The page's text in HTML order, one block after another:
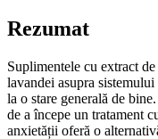
Rezumat
Suplimentele cu extract
lavandei asupra
la o stare generală de
de a începe un tratament
anxietății oferă o